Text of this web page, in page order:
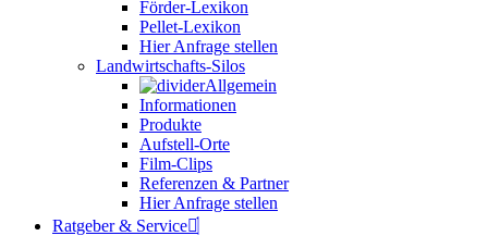
Förder-Lexikon
Pellet-Lexikon
Hier Anfrage stellen
Landwirtschafts-Silos
Allgemein
Informationen
Produkte
Aufstell-Orte
Film-Clips
Referenzen & Partner
Hier Anfrage stellen
Ratgeber & Service